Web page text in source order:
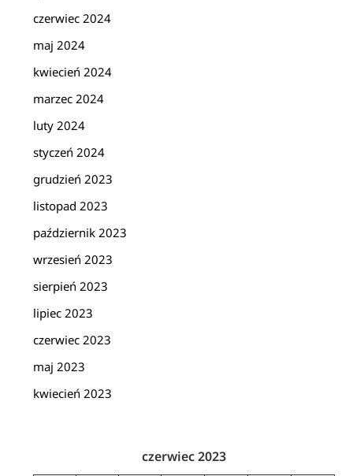
czerwiec 2024
maj 2024
kwiecień 2024
marzec 2024
luty 2024
styczeń 2024
grudzień 2023
listopad 2023
październik 2023
wrzesień 2023
sierpień 2023
lipiec 2023
czerwiec 2023
maj 2023
kwiecień 2023
czerwiec 2023